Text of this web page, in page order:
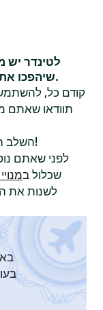
לטינדר יש
שיהפכו את החוויה שלכם בטינדר לטובה פי אלף.
קודם כל, להשתמש
תוודאו שאתם
השלב!
לפני שאתם
שכלול ב
לשנות את